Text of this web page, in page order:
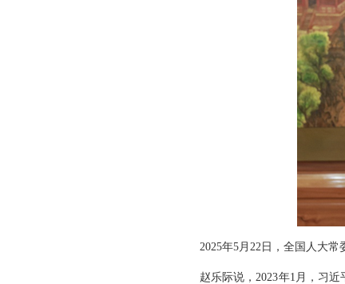
2025年5月22日，全国人大
赵乐际说，2023年1月，习